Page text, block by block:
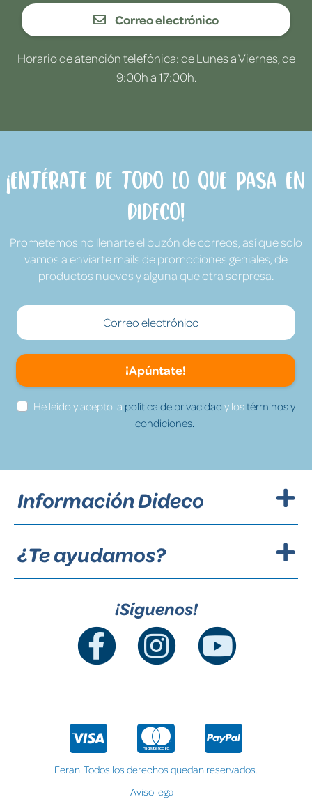
Correo electrónico
Horario de atención telefónica: de Lunes a Viernes, de
9:00h a 17:00h.
¡Entérate de todo lo que pasa en
Dideco!
Prometemos no llenarte el buzón de correos, así que solo
vamos a enviarte mails de promociones geniales, de
productos nuevos y alguna que otra sorpresa.
¡Apúntate!
He leído y acepto la política de privacidad y lostérminos y
condiciones.
Información Dideco
¿Te ayudamos?
¡Síguenos!
Feran. Todos los derechos quedan reservados.
Aviso legal